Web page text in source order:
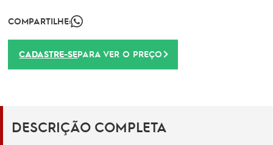
COMPARTILHE:
CADASTRE-SEPARA VER O PREÇO
DESCRIÇÃO COMPLETA